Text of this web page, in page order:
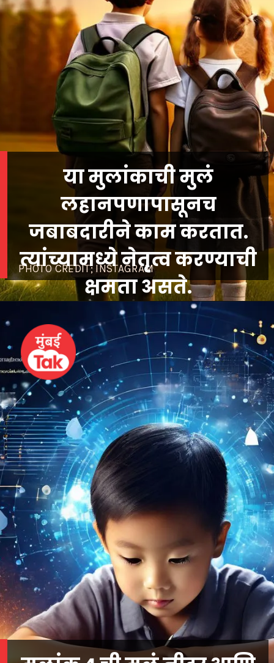
PHOTO CREDIT; INSTAGRAM
या मुलांकाची मुलं
लहानपणापासूनच
जबाबदारीने काम करतात.
त्यांच्यामध्ये नेतृत्व करण्याची
क्षमता असते.